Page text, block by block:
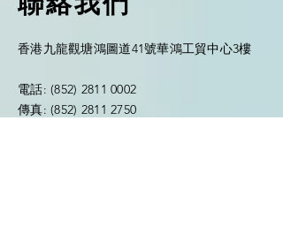
香港九龍觀塘鴻圖道41號華鴻工貿中心3樓
電話: (852) 28110002
傳真:(852) 2811 2750